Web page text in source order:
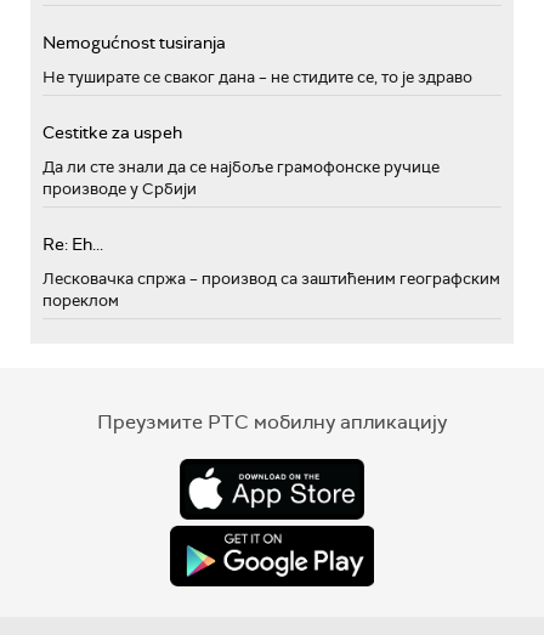
Nemogućnost tusiranja
Не туширате се сваког дана – не стидите се, то је здраво
Cestitke za uspeh
Да ли сте знали да се најбоље грамофонске ручице
производе у Србији
Re: Eh...
Лесковачка спржа – производ са заштићеним географским
пореклом
Преузмите РТС мобилну апликацију